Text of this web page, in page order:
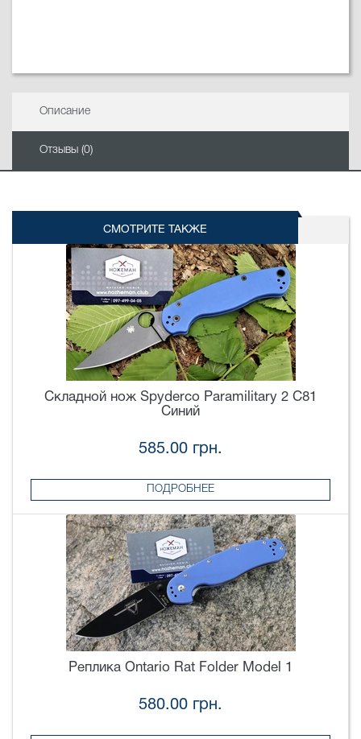
Описание
Отзывы (0)
СМОТРИТЕ ТАКЖЕ
Складной нож Spyderco Paramilitary 2 C81
Синий
585.00 грн.
ПОДРОБНЕЕ
Реплика Ontario Rat Folder Model 1
580.00 грн.